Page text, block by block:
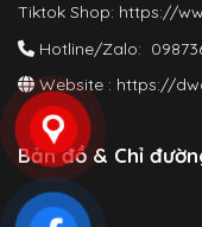
Tiktok Shop: https://
Hotline/Zalo:
Website : https://
Bản đồ & Chỉ